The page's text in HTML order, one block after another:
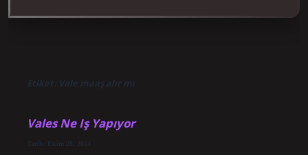
Etiket: Vale maaş alır mı
Vales Ne Iş Yapıyor
Tarih: Ekim 28, 2024